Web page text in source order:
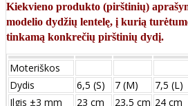
Kiekvieno produkto (pirštinių)
modelio dydžių lentelę, į kurią
tinkamą konkrečių pirštinių dydį.
Moteriškos
Dydis
6,5 (S) 7 (M) 7,5 (L)
Ilgis ±3 mm
23 cm 23,5 cm 24 cm